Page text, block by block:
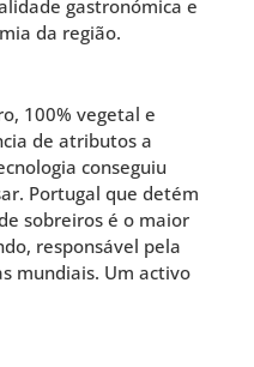
gastronómica e
da região.
100% vegetal e
de atributos a
conseguiu
Portugal que detém
sobreiros é o maior
responsável pela
mundiais. Um activo